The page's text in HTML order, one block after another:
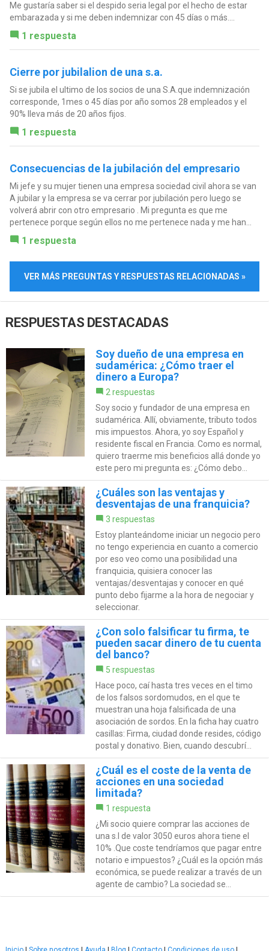
Me gustaría saber si el despido seria legal por el hecho de estar
embarazada y si me deben indemnizar con 45 días o más....
1 respuesta
Cierre por jubilalion de una s.a.
Si se jubila el ultimo de los socios de una S.A.que indemnización
corresponde, 1mes o 45 días por año somos 28 empleados y el
90% lleva más de 20 años fijos.
1 respuesta
Consecuencias de la jubilación del empresario
Mi jefe y su mujer tienen una empresa sociedad civil ahora se van
A jubilar y la empresa se va cerrar por jubilación pero luego se
volverá abrir con otro empresario . Mi pregunta es que me
pertenece porque según ellos no me pertenece nada y me han...
1 respuesta
VER MÁS PREGUNTAS Y RESPUESTAS RELACIONADAS »
RESPUESTAS DESTACADAS
Soy dueño de una empresa en
sudamérica: ¿Cómo traer el
dinero a Europa?
2 respuestas
Soy socio y fundador de una empresa en
sudamérica. Allí, obviamente, tributo todos
mis impuestos. Ahora, yo soy Español y
residente fiscal en Francia. Como es normal,
quiero traerme mis beneficios allá donde yo
este pero mi pregunta es: ¿Cómo debo...
¿Cuáles son las ventajas y
desventajas de una franquicia?
3 respuestas
Estoy planteándome iniciar un negocio pero
no tengo experiencia en cuanto a comercio
por eso veo como una posibilidad una
franquicia, quisiera conocer las
ventajas/desventajas y conocer en qué
punto debo fijarme a la hora de negociar y
seleccionar.
¿Con solo falsificar tu firma, te
pueden sacar dinero de tu cuenta
del banco?
5 respuestas
Hace poco, caí hasta tres veces en el timo
de los falsos sordomudos, en el que te
muestran una hoja falsificada de una
asociación de sordos. En la ficha hay cuatro
casillas: Firma, ciudad donde resides, código
postal y donativo. Bien, cuando descubrí...
¿Cuál es el coste de la venta de
acciones en una sociedad
limitada?
1 respuesta
¿Mi socio quiere comprar las acciones de
una s.l de valor 3050 euros ahora tiene el
10% .Que coste tendríamos que pagar entre
notario e impuestos? ¿Cuál es la opción más
económica, se puede realizar a través de un
agente de cambio? La sociedad se...